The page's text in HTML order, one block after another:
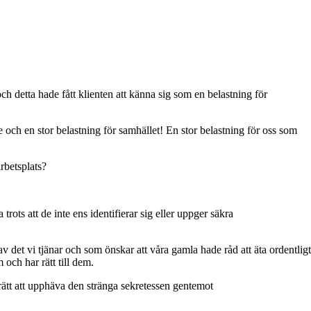
detta hade fått klienten att känna sig som en belastning för
och en stor belastning för samhället! En stor belastning för oss som
att de inte ens identifierar sig eller uppger säkra
vi tjänar och som önskar att våra gamla hade råd att äta ordentligt
och har rätt till dem.
att upphäva den stränga sekretessen gentemot